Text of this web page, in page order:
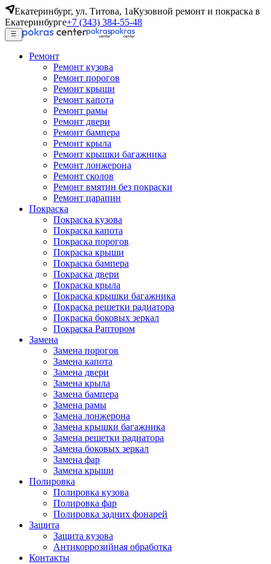
Екатеринбург, ул. Титова, 1аКузовной ремонт и покраска в
Екатеринбурге+7 (343) 384-55-48
Ремонт
Ремонт кузова
Ремонт порогов
Ремонт крыши
Ремонт капота
Ремонт рамы
Ремонт двери
Ремонт бампера
Ремонт крыла
Ремонт крышки багажника
Ремонт лонжерона
Ремонт сколов
Ремонт вмятин без покраски
Ремонт царапин
Покраска
Покраска кузова
Покраска капота
Покраска порогов
Покраска крыши
Покраска бампера
Покраска двери
Покраска крыла
Покраска крышки багажника
Покраска решетки радиатора
Покраска боковых зеркал
Покраска Раптором
Замена
Замена порогов
Замена капота
Замена двери
Замена крыла
Замена бампера
Замена рамы
Замена лонжерона
Замена крышки багажника
Замена решетки радиатора
Замена боковых зеркал
Замена фар
Замена крыши
Полировка
Полировка кузова
Полировка фар
Полировка задних фонарей
Защита
Защита кузова
Антикоррозийная обработка
Контакты